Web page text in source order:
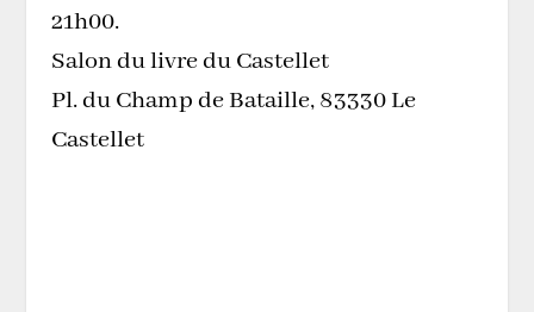
21h00.
Salon du livre du Castellet
Pl. du Champ de Bataille, 83330 Le
Castellet